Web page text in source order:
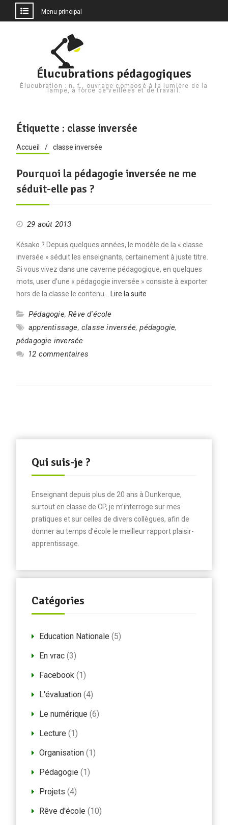
Menu principal
Élucubrations pédagogiques
Élucubration : n. f., ouvrage composé à la lumière de la
lampe, à force de veillées et de travail.
Étiquette : classe inversée
Accueil classe inversée
Pourquoi la pédagogie inversée ne me
séduit-elle pas ?
29 août 2013
Késako ? Depuis quelques années, le modèle de la « classe
inversée » séduit les enseignants, certainement à juste titre.
Si vous vivez dans une caverne pédagogique, en quelques
mots, user d’une « pédagogie inversée » consiste à exporter
hors de la classe le contenu…
Lire la suite
Pédagogie,Rêve d'école
apprentissage, classe inversée,pédagogie,
pédagogie inversée
12 commentaires
Qui suis-je ?
Enseignant depuis plus de 20 ans à Dunkerque,
surtout en classe de CP, je m’interroge sur mes
pratiques et sur celles de divers collègues, afin de
donner au temps d’école le meilleur rapport plaisir-
apprentissage.
Catégories
Education Nationale (5)
En vrac(3)
Facebook(1)
L'évaluation(4)
Le numérique (6)
Lecture (1)
Organisation(1)
Pédagogie (1)
Projets (4)
Rêve d'école (10)